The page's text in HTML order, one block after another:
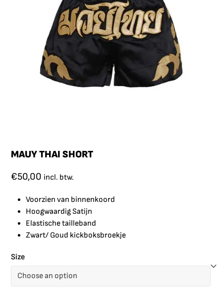
MAUY THAI SHORT
€50,00 incl. btw.
Voorzien van binnenkoord
Hoogwaardig Satijn
Elastische tailleband
Zwart/ Goud kickboksbroekje
Size